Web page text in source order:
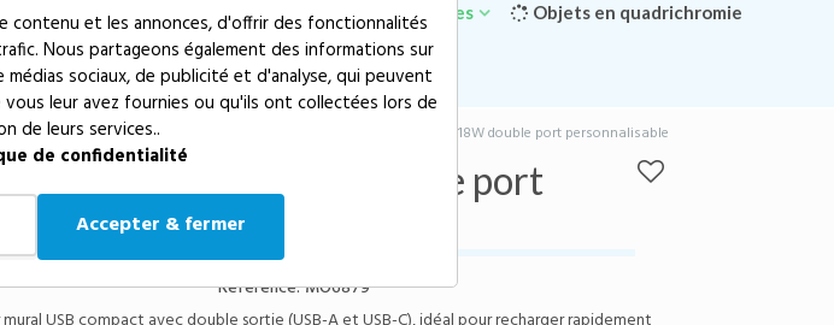
contenu et les annonces, d'offrir des fonctionnalités
Nous partageons également des informations sur
sociaux, de publicité et d'analyse, qui peuvent
leur avez fournies ou qu'ils ont collectées lors de
de leurs services..
de confidentialité
Accepter & fermer
Textiles publicitaires Goodies écologiques Objets en quadrichromie
publicitaires > Événementiel publicitaire Chargeur USB mural 18W double port personnalisable
USB mural 18W double port
Référence:MO6879